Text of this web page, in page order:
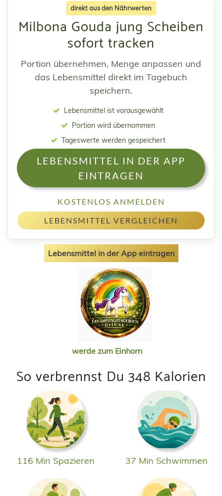
direkt aus den Nährwerten
Milbona Gouda jung Scheiben
sofort tracken
Portion übernehmen, Menge anpassen und
das Lebensmittel direkt im Tagebuch
speichern.
Lebensmittel ist vorausgewählt
Portion wird übernommen
Tageswerte werden gespeichert
LEBENSMITTEL IN DER APP
EINTRAGEN
KOSTENLOS ANMELDEN
LEBENSMITTEL VERGLEICHEN
Lebensmittel in der App eintragen
werde zum Einhorn
So verbrennst Du 348 Kalorien
116 Min Spazieren 37 Min Schwimmen